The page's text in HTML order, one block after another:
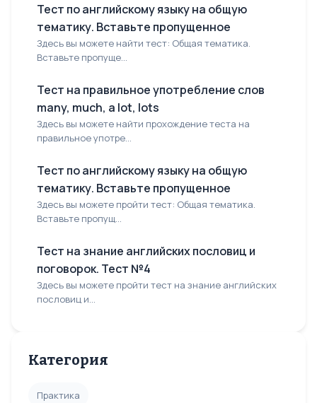
Тест по английскому языку на общую
тематику. Вставьте пропущенное
Здесь вы можете найти тест: Общая тематика.
Вставьте пропуще...
Тест на правильное употребление слов
many, much, a lot, lots
Здесь вы можете найти прохождение теста на
правильное употре...
Тест по английскому языку на общую
тематику. Вставьте пропущенное
Здесь вы можете пройти тест: Общая тематика.
Вставьте пропущ...
Тест на знание английских пословиц и
поговорок. Тест №4
Здесь вы можете пройти тест на знание английских
пословиц и...
Категория
Практика